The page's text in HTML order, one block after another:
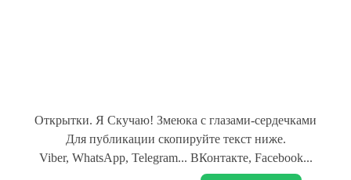
Открытки. Я Скучаю! Змеюка с глазами-сердечками
Для публикации скопируйте текст ниже.
Viber, WhatsApp, Telegram... ВКонтакте, Facebook...